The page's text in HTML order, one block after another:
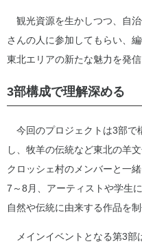
観光資源を生かしつつ、自
さんの人に参加してもらい、
東北エリアの新たな魅力を発信
3部構成で理解深める
今回のプロジェクトは3部で
し、牧羊の伝統など東北の羊
クロッシェ村のメンバーと一
7～8月、アーティストや学生
自然や伝統に由来する作品を制
メインイベントとなる第3部